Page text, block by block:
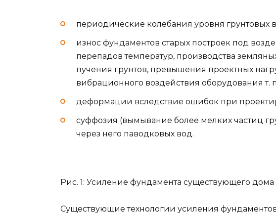
периодические колебания уровня грунтовых
износ фундаментов старых построек под
перепадов температур, производства
пучения грунтов, превышения проектных
вибрационного воздействия оборудования т.
деформации вследствие ошибок при
суффозия (вымывание более мелких частиц
через него паводковых вод.
Рис. 1: Усиление фундамента существующего дома
Существующие технологии усиления